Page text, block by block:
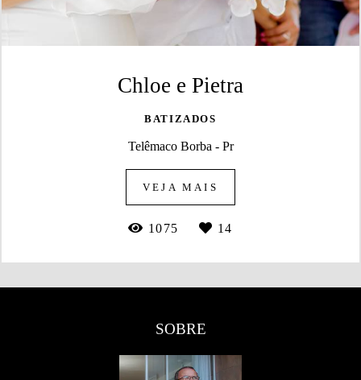
Chloe e Pietra
BATIZADOS
Telêmaco Borba - Pr
VEJA MAIS
1075 14
SOBRE